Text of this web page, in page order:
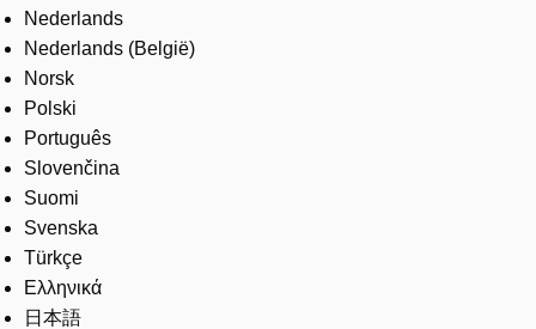
Nederlands
Nederlands (België)
Norsk
Polski
Português
Slovenčina
Suomi
Svenska
Türkçe
Ελληνικά
日本語